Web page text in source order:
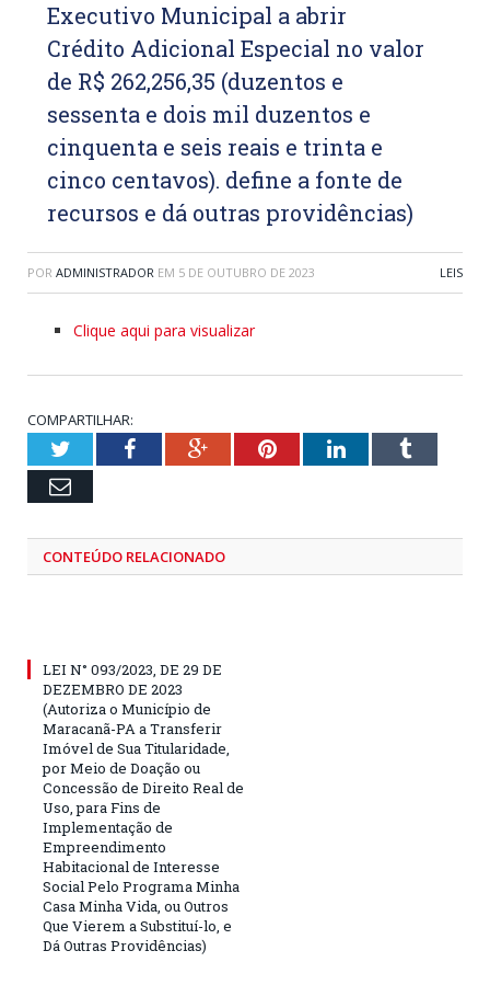
Executivo Municipal a abrir
Crédito Adicional Especial no valor
de R$ 262,256,35 (duzentos e
sessenta e dois mil duzentos e
cinquenta e seis reais e trinta e
cinco centavos). define a fonte de
recursos e dá outras providências)
POR ADMINISTRADOR EM 5 DE OUTUBRO DE 2023 LEIS
Clique aqui para visualizar
COMPARTILHAR:
TwitterFacebookGoogle+PinterestLinkedInTumblr
Email
CONTEÚDO RELACIONADO
LEI N° 093/2023, DE 29 DE
DEZEMBRO DE 2023
(Autoriza o Município de
Maracanã-PA a Transferir
Imóvel de Sua Titularidade,
por Meio de Doação ou
Concessão de Direito Real de
Uso, para Fins de
Implementação de
Empreendimento
Habitacional de Interesse
Social Pelo Programa Minha
Casa Minha Vida, ou Outros
Que Vierem a Substituí-lo, e
Dá Outras Providências)